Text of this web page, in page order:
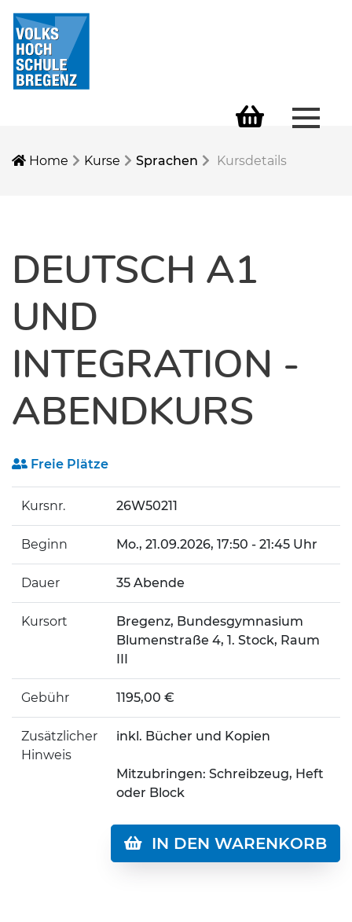
Home Kurse Sprachen Kursdetails
DEUTSCH A1
UND
INTEGRATION -
ABENDKURS
Freie Plätze
Kursnr. 26W50211
Beginn Mo., 21.09.2026, 17:50 - 21:45 Uhr
Dauer 35 Abende
Kursort
Bregenz, Bundesgymnasium
Blumenstraße 4, 1. Stock, Raum
III
Gebühr 1195,00 €
Zusätzlicher
Hinweis
inkl. Bücher und Kopien
Mitzubringen: Schreibzeug, Heft
oder Block
IN DEN WARENKORB